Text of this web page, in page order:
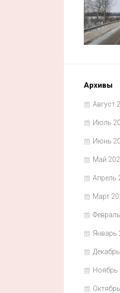
Архивы
Август
Июль
Июнь
Май
Апрель
Март
Январь
Ноябрь